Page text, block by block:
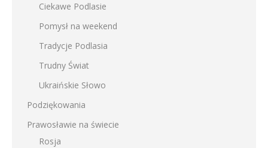
Ciekawe Podlasie
Pomysł na weekend
Tradycje Podlasia
Trudny Świat
Ukraińskie Słowo
Podziękowania
Prawosławie na świecie
Rosja